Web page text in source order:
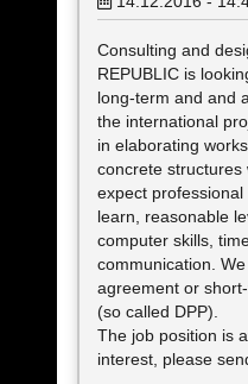
Consulting and
REPUBLIC is
long-term and and
the international
in elaborating
concrete structures
expect
learn, reasonable
computer skills,
communication.
agreement or
(so called DPP).
The job position is
interest, please